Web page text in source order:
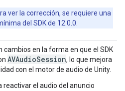
ver la corrección, se requiere una
del SDK de 12.0.0.
cambios en la forma en que el SDK
AVAudioSession, lo que mejora
con el motor de audio de Unity.
reactivar el audio del anuncio